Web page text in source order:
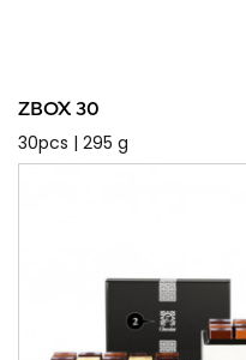
ZBOX 30
30pcs | 295 g